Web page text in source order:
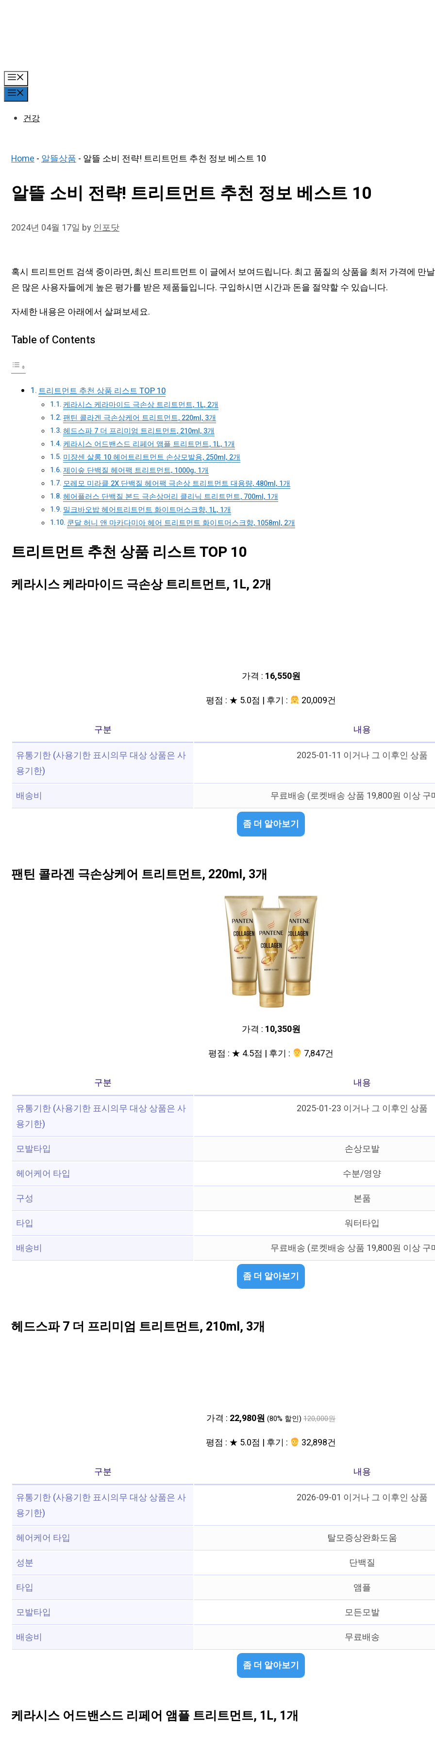
건강
Home-알뜰상품- 알뜰 소비 전략! 트리트먼트 추천 정보 베스트 10
알뜰 소비 전략! 트리트먼트 추천 정보 베스트 10
2024년 04월 17일 by인포닷
혹시 트리트먼트 검색 중이라면, 최신 트리트먼트 이 글에서 보여드립니다. 최고 품질의 상품을 최저 가격에 만
은 많은 사용자들에게 높은 평가를 받은 제품들입니다. 구입하시면 시간과 돈을 절약할 수 있습니다.
자세한 내용은 아래에서 살펴보세요.
Table of Contents
트리트먼트 추천 상품 리스트 TOP 10
케라시스 케라마이드 극손상 트리트먼트, 1L, 2개
팬틴 콜라겐 극손상케어 트리트먼트, 220ml, 3개
헤드스파 7 더 프리미엄 트리트먼트, 210ml, 3개
케라시스 어드밴스드 리페어 앰플 트리트먼트, 1L, 1개
미쟝센 살롱 10 헤어트리트먼트 손상모발용, 250ml, 2개
제이숲 단백질 헤어팩 트리트먼트, 1000g, 1개
모레모 미라클 2X 단백질 헤어팩 극손상 트리트먼트 대용량, 480ml, 1개
헤어플러스 단백질 본드 극손상머리 클리닉 트리트먼트, 700ml, 1개
밀크바오밥 헤어트리트먼트 화이트머스크향, 1L, 1개
쿤달 허니 앤 마카다미아 헤어 트리트먼트 화이트머스크향, 1058ml, 2개
트리트먼트 추천 상품 리스트 TOP 10
케라시스 케라마이드 극손상 트리트먼트, 1L, 2개
가격 : 16,550원
평점 : ★ 5.0점 | 후기 :
20,009건
구분
내용
유통기한 (사용기한 표시의무 대상 상품은 사
용기한)
2025-01-11 이거나 그 이후인 상품
배송비 무료배송 (로켓배송 상품 19,800원 이상 구
좀 더 알아보기
팬틴 콜라겐 극손상케어 트리트먼트, 220ml, 3개
가격 : 10,350원
평점 : ★ 4.5점 | 후기 :
‍‍ 7,847건
구분
내용
유통기한 (사용기한 표시의무 대상 상품은 사
용기한)
2025-01-23 이거나 그 이후인 상품
모발타입
손상모발
헤어케어 타입
수분/영양
구성
본품
타입
워터타입
배송비
무료배송 (로켓배송 상품 19,800원 이상 구
좀 더 알아보기
헤드스파 7 더 프리미엄 트리트먼트, 210ml, 3개
가격 : 22,980원 (80% 할인) 120,000원
평점 : ★ 5.0점 | 후기 : 32,898건
구분
내용
유통기한 (사용기한 표시의무 대상 상품은 사
용기한)
2026-09-01 이거나 그 이후인 상품
헤어케어 타입
탈모증상완화도움
성분
단백질
타입
앰플
모발타입
모든모발
배송비
무료배송
좀 더 알아보기
케라시스 어드밴스드 리페어 앰플 트리트먼트, 1L, 1개